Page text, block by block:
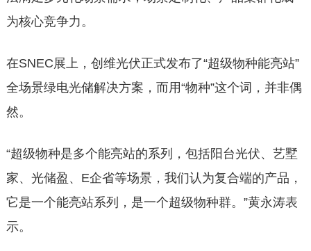
为核心竞争力。
在SNEC展上，创维光伏正式发布了“超级物种能亮站”
全场景绿电光储解决方案，而用“物种”这个词，并非偶
然。
“超级物种是多个能亮站的系列，包括阳台光伏、艺墅
家、光储盈、E企省等场景，我们认为复合端的产品，
它是一个能亮站系列，是一个超级物种群。”黄永涛表
示。